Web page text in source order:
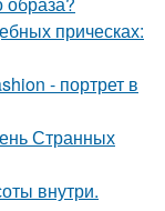
прическах:
- портрет в
Странных
внутри.